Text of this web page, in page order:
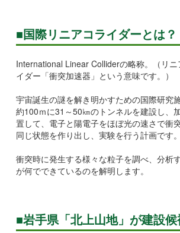
■国際リニアコライダーとは？
International Linear Colliderの略称。（リニ
イダー「衝突加速器」という意味です。）
宇宙誕生の謎を解き明かすための国際研究
約100ｍに31～50㎞のトンネルを建設し、
置して、電子と陽電子をほぼ光の速さで衝
同じ状態を作り出し、実験を行う計画です。
衝突時に発生する様々な粒子を調べ、分析
が何でできているのを解明します。
■岩手県「北上山地」が建設